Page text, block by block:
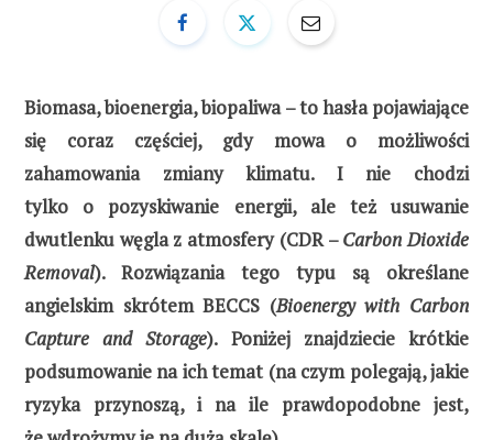
Biomasa, bioenergia, biopaliwa – to hasła pojawiające
się coraz częściej, gdy mowa o możliwości
zahamowania zmiany klimatu. I nie chodzi
tylko o pozyskiwanie energii, ale też usuwanie
dwutlenku węgla z atmosfery (CDR –Carbon Dioxide
Removal). Rozwiązania tego typu są określane
angielskim skrótem BECCS (Bioenergy with Carbon
Capture and Storage). Poniżej znajdziecie krótkie
podsumowanie na ich temat (na czym polegają, jakie
ryzyka przynoszą, i na ile prawdopodobne jest,